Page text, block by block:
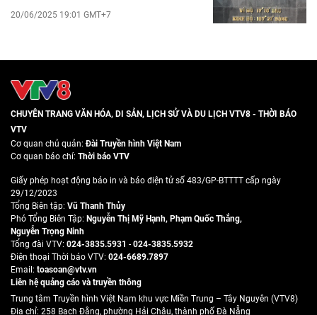
20/06/2025 19:01 GMT+7
CHUYÊN TRANG VĂN HÓA, DI SẢN, LỊCH SỬ VÀ DU LỊCH VTV8 - THỜI BÁO
VTV
Cơ quan chủ quản:Đài Truyền hình Việt Nam
Cơ quan báo chí: Thời báo VTV
Giấy phép hoạt động báo in và báo điện tử số 483/GP-BTTTT cấp ngày
29/12/2023
Tổng Biên tập: Vũ Thanh Thủy
Phó Tổng Biên Tập: Nguyễn Thị Mỹ Hạnh, Phạm Quốc Thắng,
Nguyễn Trọng Ninh
Tổng đài VTV: 024-3835.5931 - 024-3835.5932
Ðiện thoại Thời báo VTV: 024-6689.7897
Email: toasoan@vtv.vn
Liên hệ quảng cáo và truyền thông
Trung tâm Truyền hình Việt Nam khu vực Miền Trung – Tây Nguyên (VTV8)
Địa chỉ: 258 Bạch Đằng, phường Hải Châu, thành phố Đà Nẵng